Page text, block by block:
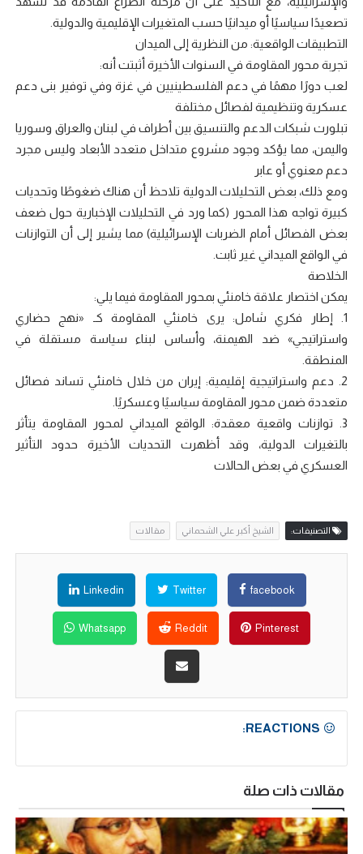
تصعيدًا سياسيًا أو ميدانيًا حسب المتغيرات الإقليمية والدولية.
التطبيقات الواقعية: من النظرية إلى الميدان
تجربة محور المقاومة في السنوات الأخيرة أثبتت أنه:
لعب دورًا مهمًا في دعم الفلسطينيين في غزة وفي توفير بنى دعم
عسكرية وتنظيمية لفصائل مختلفة
تبلورت شبكات الدعم والتنسيق بين أطراف في لبنان والعراق وسوريا
واليمن، مما يؤكد وجود مشروع متداخل متعدد الأبعاد وليس مجرد
دعم معنوي أو عابر
ومع ذلك، بعض التحليلات الدولية تلاحظ أن هناك ضغوطًا وتحديات
كبيرة تواجه هذا المحور (كما ورد في التحليلات الإخبارية حول ضعف
بعض الفصائل أمام الضربات الإسرائيلية) مما يشير إلى أن التوازنات
في الواقع الميداني غير ثابت.
الخلاصة
يمكن اختصار علاقة خامنئي بمحور المقاومة فيما يلي:
1. إطار فكري شامل: يرى خامنئي المقاومة كـ «نهج حضاري
واستراتيجي» ضد الهيمنة، وأساس لبناء سياسة مستقلة في
المنطقة.
2. دعم واستراتيجية إقليمية: إيران من خلال خامنئي تساند فصائل
متعددة ضمن محور المقاومة سياسيًا وعسكريًا.
3. توازنات واقعية معقدة: الواقع الميداني لمحور المقاومة يتأثر
بالتغيرات الدولية، وقد أظهرت التحديات الأخيرة حدود التأثير
العسكري في بعض الحالات
التصنيفات: الشيخ أكبر علي الشحماني مقالات
facebook
Twitter
Linkedin
Pinterest
Reddit
Whatsapp
REACTIONS:
مقالات ذات صلة